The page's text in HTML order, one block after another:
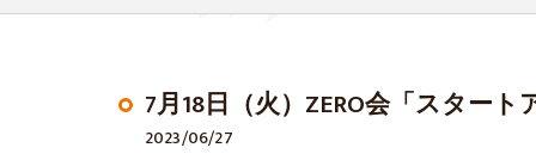
7月18日（火）ZERO会「スタート
2023/06/27